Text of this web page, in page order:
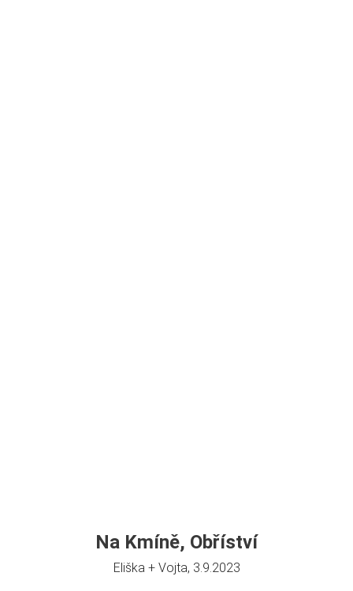
Na Kmíně, Obříství
Eliška + Vojta, 3.9.2023